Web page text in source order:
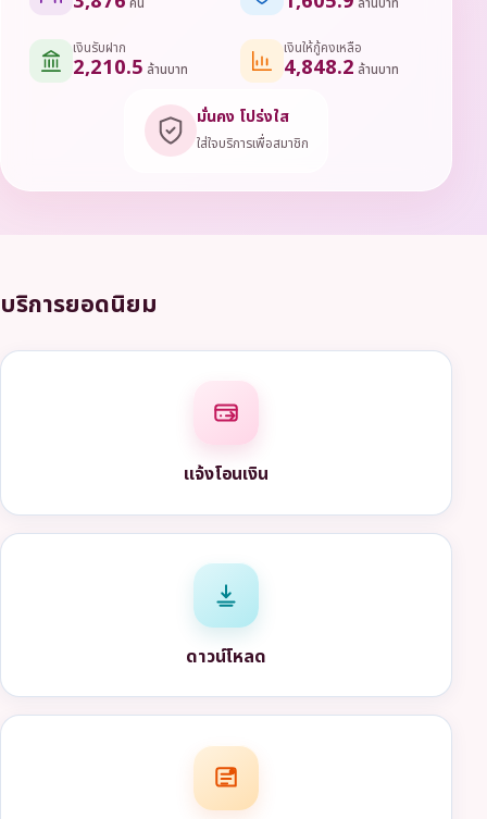
เงินรับฝาก
2,210.5 ล้านบาท
เงินให้กู้คงเหลือ
4,848.2 ล้านบาท
มั่นคง โปร่งใส
ใส่ใจบริการเพื่อสมาชิก
บริการยอดนิยม
แจ้งโอนเงิน
ดาวน์โหลด